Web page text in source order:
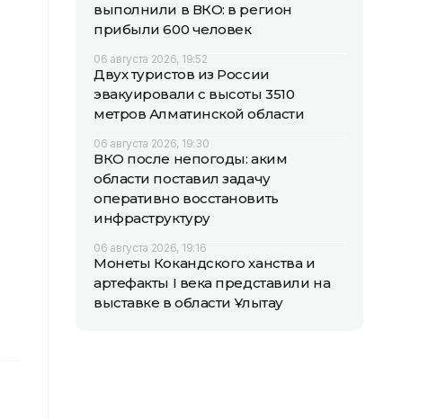
выполнили в ВКО: в регион
прибыли 600 человек
06 августа 2026, 19:52
Двух туристов из России
эвакуировали с высоты 3510
метров Алматинской области
06 августа 2026, 19:30
ВКО после непогоды: аким
области поставил задачу
оперативно восстановить
инфраструктуру
06 августа 2026, 19:16
Монеты Кокандского ханства и
артефакты I века представили на
выставке в области Ұлытау